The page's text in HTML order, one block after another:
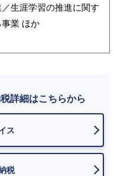
生涯学習の推進に関す
業 ほか
詳細はこちらから
ス
税